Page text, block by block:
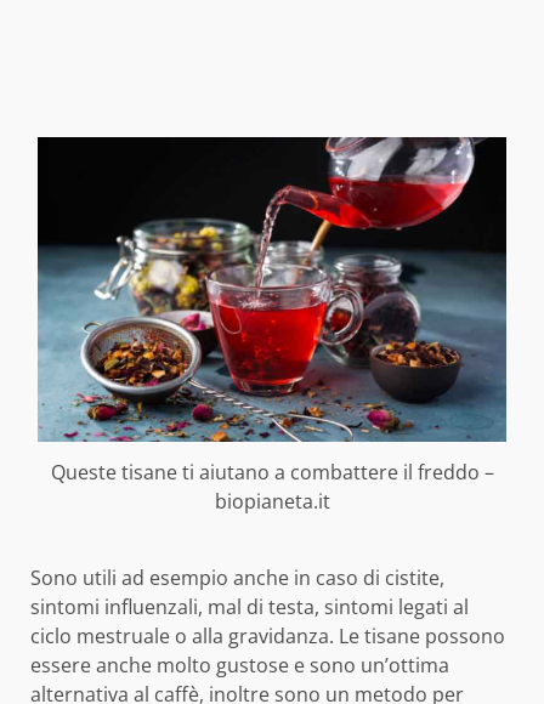
Queste tisane ti aiutano a combattere il freddo –
biopianeta.it
Sono utili ad esempio anche in caso di cistite,
sintomi influenzali, mal di testa, sintomi legati al
ciclo mestruale o alla gravidanza. Le tisane possono
essere anche molto gustose e sono un’ottima
alternativa al caffè, inoltre sono un metodo per